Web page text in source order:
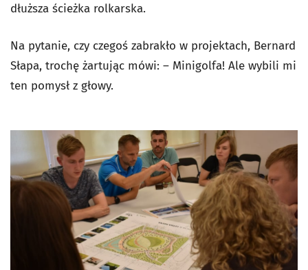
dłuższa ścieżka rolkarska.
Na pytanie, czy czegoś zabrakło w projektach, Bernard
Słapa, trochę żartując mówi: – Minigolfa! Ale wybili mi
ten pomysł z głowy.